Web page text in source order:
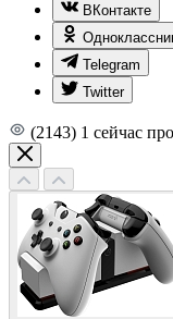
ВКонтакте
Telegram
Twitter
(2143) 1 сейчас